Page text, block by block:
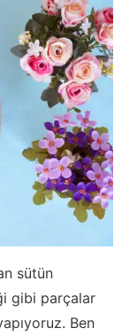
sütün
gibi parçalar
Ben